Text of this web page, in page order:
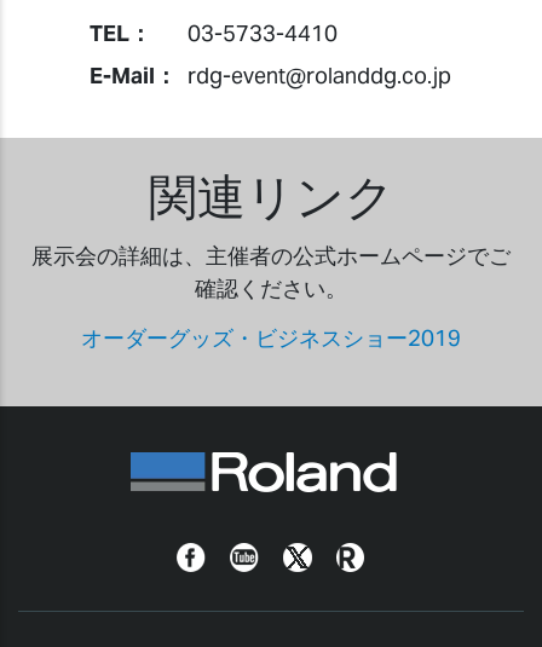
TEL：
03-5733-4410
E-Mail：
rdg-event@rolanddg.co.jp
関連リンク
展示会の詳細は、主催者の公式ホームページでご
確認ください。
オーダーグッズ・ビジネスショー2019
FacebookYouTubeTwitterRoland